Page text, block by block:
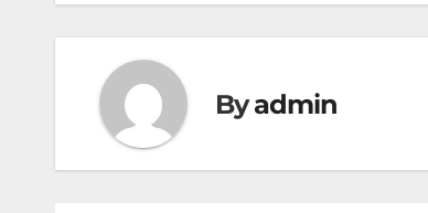
Byadmin